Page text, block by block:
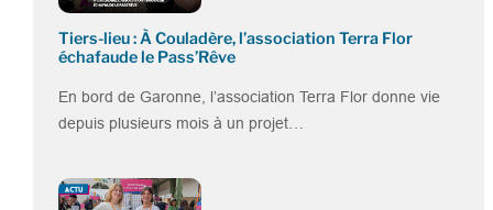
Tiers-lieu : À Couladère, l’association Terra Flor
échafaude le Pass’Rêve
En bord de Garonne, l’association Terra Flor donne vie
depuis plusieurs mois à un projet…